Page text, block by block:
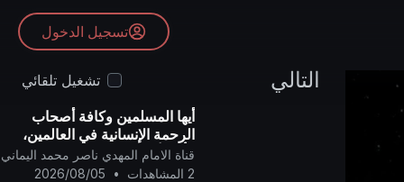
تسجيل الدخول
التالي
تشغيل تلقائي
أيها المسلمين وكافة أصحاب
الرحمة الإنسانية في العالمين،
فأنتم أولياء لنا، وإن الشيطان
(دونالد ترامب) عدو للمسلمين..
قناة الامام المهدي ناصر محمد اليماني
2 المشاهدات
•
2026/08/05